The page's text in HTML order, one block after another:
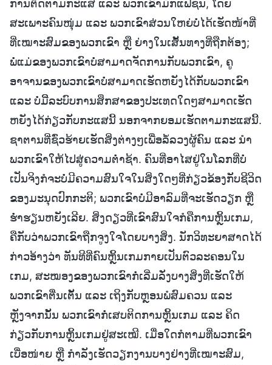
ການຕິດຕາມກະແສ ແລະ ພວກເຂົາມັກແຟຊັນ, ໂດຍ
ສະເພາະຄົນໜຸ່ມ ແລະ ພວກເຂົາສ່ວນໃຫຍ່ບໍ່ໄດ້ເຮັດໜ້າທີ່
ທີ່ເໝາະສົມຂອງພວກເຂົາ ຫຼື ຍ່າງໃນເສັ້ນທາງທີ່ຖືກຕ້ອງ;
ພໍ່ແມ່ຂອງພວກເຂົາບໍ່ສາມາດຈັດການກັບພວກເຂົາ, ຄູ
ອາຈານຂອງພວກເຂົາບໍ່ສາມາດເຮັດຫຍັງໄດ້ກັບພວກເຂົາ
ແລະ ບໍ່ມີີ່ລະບົບການສຶກສາຂອງປະເທດໃດໆສາມາດເຮັດ
ຫຍັງໄດ້ກ່ຽວກັບກະແສນີ້ ນອກຈາກຍອມເຮັດຕາມກະແສນີ້.
ຊາຕານທີ່ຊົ່ວຮ້າຍເຮັດສິ່ງຕ່າງໆເພື່ອລໍ້ລວງຜູ້ຄົນ ແລະ ນໍາ
ພວກເຂົາໃຫ້ໄປສູ່ຄວາມຕໍ່າຊ້າ. ຄົນທີ່ອາໄສຢູ່ໃນໂລກທີ່ບໍ່
ເປັນຈິງກໍຈະບໍ່ມີຄວາມສົນໃຈໃນສິ່ງໃດໆທີ່ກ່ຽວຂ້ອງກັບຊີວິດ
ຂອງມະນຸດປົກກະຕິ; ພວກເຂົາບໍ່ມີອາລົມທີ່ຈະເຮັດວຽກ ຫຼື
ຮໍ່າຮຽນຫຍັງເລີຍ. ສິ່ງດຽວທີ່ເຂົາສົນໃຈກໍຄືການຫຼິ້ນເກມ,
ຄືກັບວ່າພວກເຂົາຖືກຈູງໃຈໂດຍບາງສິ່ງ. ນັກວິທະຍາສາດໄດ້
ກ່າວອ້າງວ່າ ທັນທີທີ່ຄົນຫຼິ້ນເກມກາຍເປັນຕົວລະຄອນໃນ
ເກມ, ສະໝອງຂອງພວກເຂົາກໍ່ເລີ່ມລັ່ງບາງສິ່ງທີ່ເຮັດໃຫ້
ພວກເຂົາຕື່ນເຕັ້ນ ແລະ ເຖິງກັບຫຼອນພໍສົມຄວນ ແລະ
ຫຼັງຈາກນັ້ນ ພວກເຂົາກໍ່ເສບຕິດການຫຼິ້ນເກມ ແລະ ຄິດ
ກ່ຽວກັບການຫຼິ້ນເກມຢູ່ສະເໝີ. ເມື່ອໃດກໍຕາມທີ່ພວກເຂົາ
ເບື່ອໜ່າຍ ຫຼື ກຳລັງເຮັດວຽກງານບາງຢ່າງທີ່ເໝາະສົມ,